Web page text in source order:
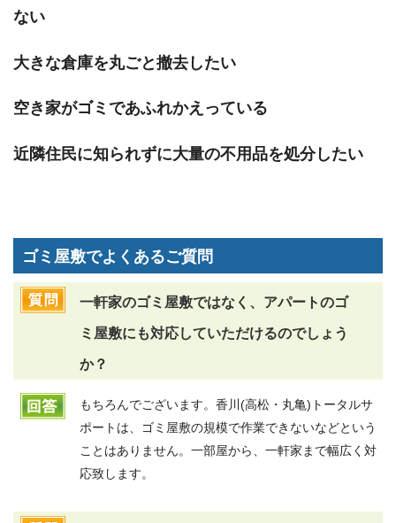
ない
大きな倉庫を丸ごと撤去したい
空き家がゴミであふれかえっている
近隣住民に知られずに大量の不用品を処分したい
ゴミ屋敷でよくあるご質問
一軒家のゴミ屋敷ではなく、アパートのゴ
ミ屋敷にも対応していただけるのでしょう
か？
もちろんでございます。香川(高松・丸亀)トータルサ
ポートは、ゴミ屋敷の規模で作業できないなどという
ことはありません。一部屋から、一軒家まで幅広く対
応致します。